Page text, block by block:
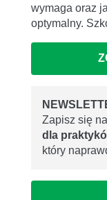
wymaga oraz
optymalny.
Zapisz się
dla
który